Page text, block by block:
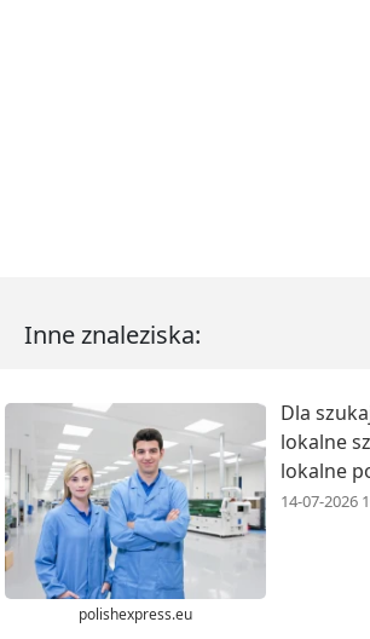
Inne znaleziska:
polishexpress.eu
Dla
lokalne
lokalne
14-07-2026